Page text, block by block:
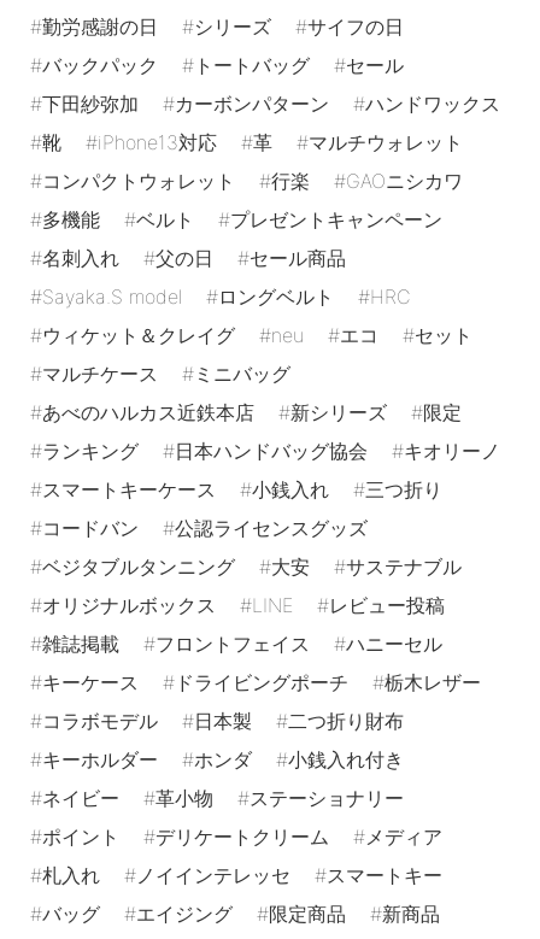
勤労感謝の日 シリーズ
サイフの日
バックパック
トートバッグ
セール
下田紗弥加
カーボンパターン
ハンドワックス
靴
iPhone13対応 革
マルチウォレット
コンパクトウォレット
行楽
GAOニシカワ
多機能
ベルト
プレゼントキャンペーン
名刺入れ
父の日
セール商品
Sayaka.S model
ロングベルト
HRC
ウィケット＆クレイグ
neu エコ
セット
マルチケース
ミニバッグ
あべのハルカス近鉄本店
新シリーズ
限定
ランキング
日本ハンドバッグ協会
キオリーノ
スマートキーケース
小銭入れ
三つ折り
コードバン
公認ライセンスグッズ
ベジタブルタンニング
大安
サステナブル
オリジナルボックス
LINE
レビュー投稿
雑誌掲載
フロントフェイス
ハニーセル
キーケース
ドライビングポーチ
栃木レザー
コラボモデル
日本製
二つ折り財布
キーホルダー
ホンダ
小銭入れ付き
ネイビー
革小物
ステーショナリー
ポイント
デリケートクリーム
メディア
札入れ
ノイインテレッセ
スマートキー
バッグ
エイジング 限定商品
新商品